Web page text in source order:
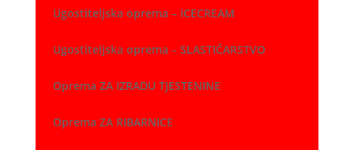
Ugostiteljska oprema – ICECREAM
Ugostiteljska oprema – SLASTIČARSTVO
Oprema ZA IZRADU TJESTENINE
Oprema ZA RIBARNICE